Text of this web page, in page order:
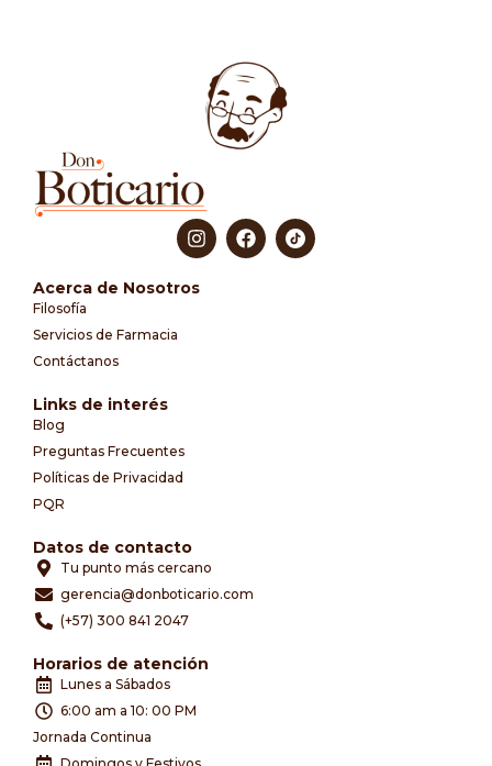
Acerca de Nosotros
Filosofía
Servicios de Farmacia
Contáctanos
Links de interés
Blog
Preguntas Frecuentes
Políticas de Privacidad
PQR
Datos de contacto
Tu punto más cercano
gerencia@donboticario.com
(+57) 300 841 2047
Horarios de atención
Lunes a Sábados
6:00 am a 10: 00 PM
Jornada Continua